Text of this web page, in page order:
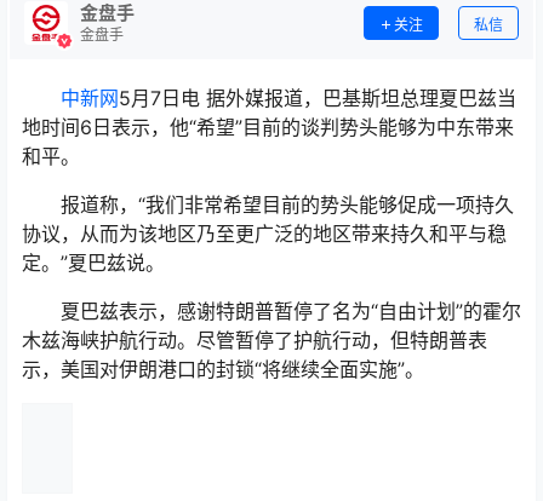
金盘手
金盘手
关注 私信
中新网5月7日电 据外媒报道，巴基斯坦总理夏巴兹当
地时间6日表示，他“希望”目前的谈判势头能够为中东带来
和平。
报道称，“我们非常希望目前的势头能够促成一项持久
协议，从而为该地区乃至更广泛的地区带来持久和平与稳
定。”夏巴兹说。
夏巴兹表示，感谢特朗普暂停了名为“自由计划”的霍尔
木兹海峡护航行动。尽管暂停了护航行动，但特朗普表
示，美国对伊朗港口的封锁“将继续全面实施”。